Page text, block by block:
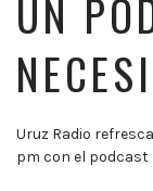
UN
Uruz Radio
pm con el podcast